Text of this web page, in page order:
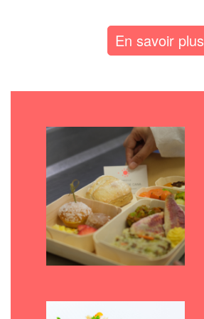
En savoir plus